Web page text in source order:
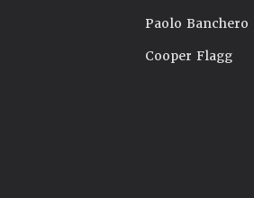
Paolo Banchero
Cooper Flagg